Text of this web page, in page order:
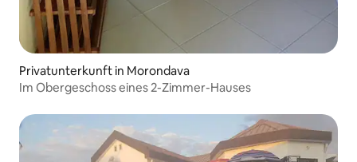
Privatunterkunft in Morondava
Im Obergeschoss eines 2-Zimmer-Hauses